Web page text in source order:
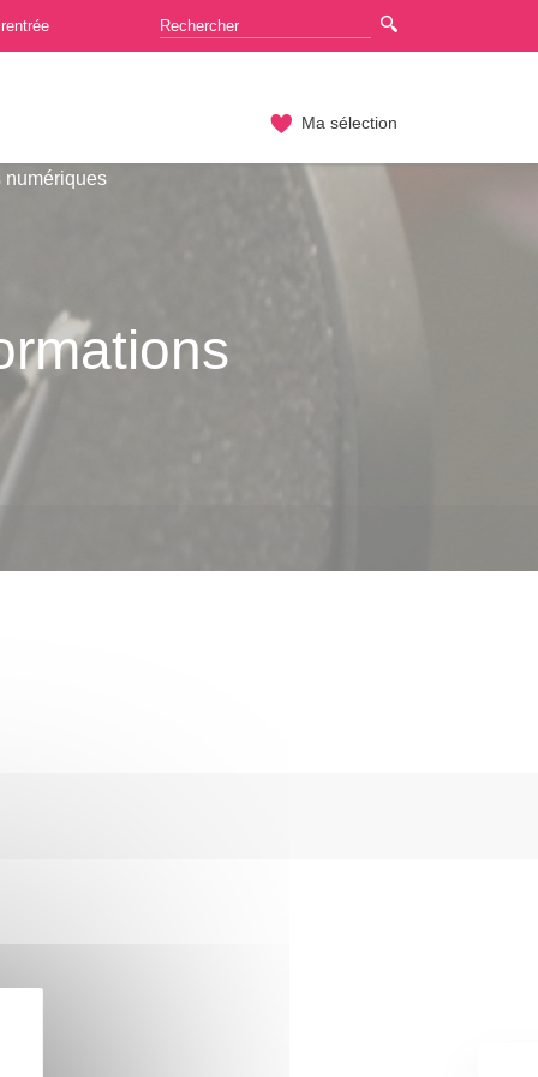
Ma sélection
numériques